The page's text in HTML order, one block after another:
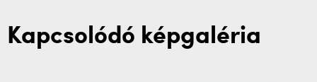
Kapcsolódó képgaléria